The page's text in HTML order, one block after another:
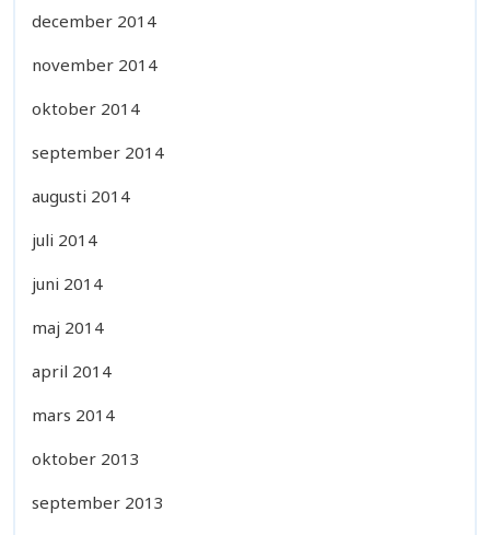
december 2014
november 2014
oktober 2014
september 2014
augusti 2014
juli 2014
juni 2014
maj 2014
april 2014
mars 2014
oktober 2013
september 2013